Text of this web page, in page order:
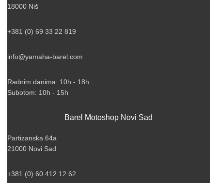
18000 Niš
+381 (0) 69 33 22 819
info@yamaha-barel.com
Radnim danima: 10h - 18h
Subotom: 10h - 15h
Barel Motoshop Novi Sad
Partizanska 64a
21000 Novi Sad
+381 (0) 60 412 12 62